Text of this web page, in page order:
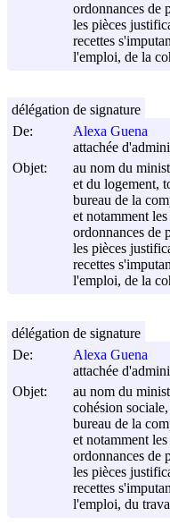
ordonnances de
les pièces
recettes
l'emploi, de la
De:
Alexa Guena
attachée
Objet:
au nom du
et du logement,
bureau de la
et notamment
ordonnances de
les pièces
recettes
l'emploi, de la
délégation de signature
De:
Alexa Guena
attachée
Objet:
au nom du
cohésion
bureau de la
et notamment
ordonnances de
les pièces
recettes
l'emploi, du
délégation de signature